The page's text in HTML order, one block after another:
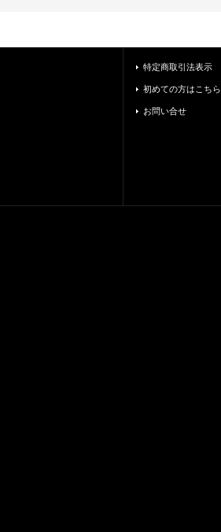
特定商取引法表示
初めての方はこちら
お問い合せ